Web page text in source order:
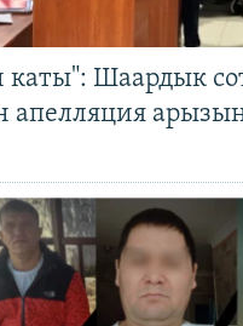
каты": Шаардык
апелляция